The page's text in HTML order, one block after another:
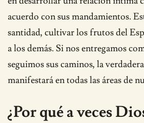
acuerdo con sus mandamientos.
santidad, cultivar los frutos del
a los demás. Si nos entregamos
seguimos sus caminos, la
manifestará en todas las áreas de
¿Por qué a veces